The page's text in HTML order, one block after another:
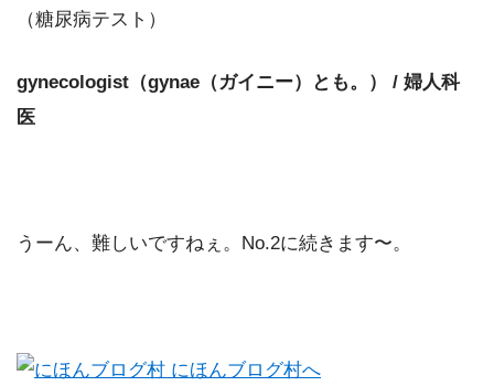
（糖尿病テスト）
gynecologist（gynae（ガイニー）とも。） / 婦人科
医
うーん、難しいですねぇ。No.2に続きます〜。